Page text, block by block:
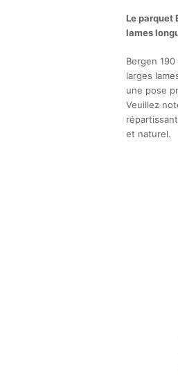
Le parquet
lames
Bergen
larges
une pose
Veuillez
et naturel.